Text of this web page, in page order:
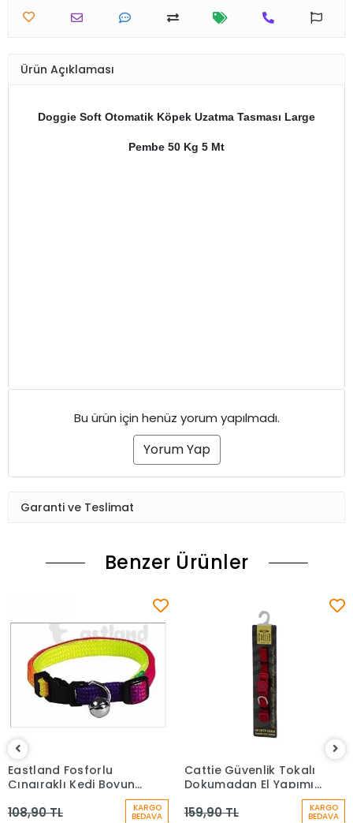
Ürün Açıklaması
Doggie Soft Otomatik Köpek Uzatma Tasması Large
Pembe 50 Kg 5 Mt
Bu ürün için henüz yorum yapılmadı.
Yorum Yap
Garanti ve Teslimat
Benzer Ürünler
Eastland Fosforlu
Çıngıraklı Kedi Boyun
Tasması 10 Mm 25-36
Cm
108,90 TL KARGO
BEDAVA
Cattie Güvenlik Tokalı
Dokumadan El Yapımı
Kedi Boyun Tasması
Kırmızı 1x15x25 Cm
159,90 TL KARGO
BEDAVA